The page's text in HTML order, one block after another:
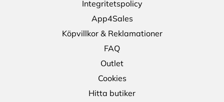
Integritetspolicy
App4Sales
Köpvillkor & Reklamationer
FAQ
Outlet
Cookies
Hitta butiker